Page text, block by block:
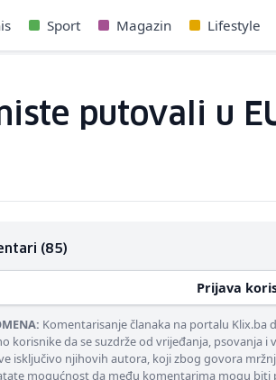
Sport Magazin Lifestyle
putovali u
(85)
Prijava
Komentarisanje članaka na portalu
korisnike da se suzdrže od vrijeđanja, psovanja
isključivo njihovih autora, koji zbog govora
mogućnost da među komentarima mogu